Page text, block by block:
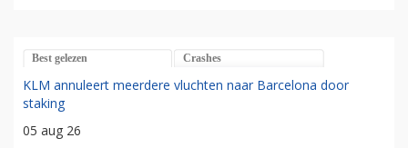
Best gelezen Crashes
KLM annuleert meerdere vluchten naar Barcelona door
staking
05 aug 26